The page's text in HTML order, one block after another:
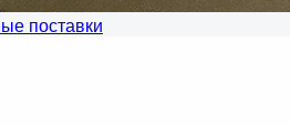
поставки